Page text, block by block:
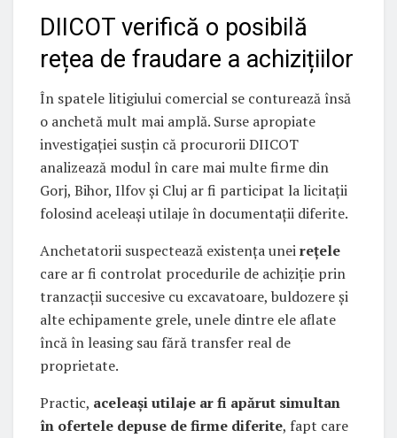
DIICOT verifică o posibilă
rețea de fraudare a achizițiilor
În spatele litigiului comercial se conturează însă
o anchetă mult mai amplă. Surse apropiate
investigației susțin că procurorii DIICOT
analizează modul în care mai multe firme din
Gorj, Bihor, Ilfov și Cluj ar fi participat la licitații
folosind aceleași utilaje în documentații diferite.
Anchetatorii suspectează existența uneirețele
care ar fi controlat procedurile de achiziție prin
tranzacții succesive cu excavatoare, buldozere și
alte echipamente grele, unele dintre ele aflate
încă în leasing sau fără transfer real de
proprietate.
Practic, aceleași utilaje ar fi apărut simultan
în ofertele depuse de firme diferite, fapt care